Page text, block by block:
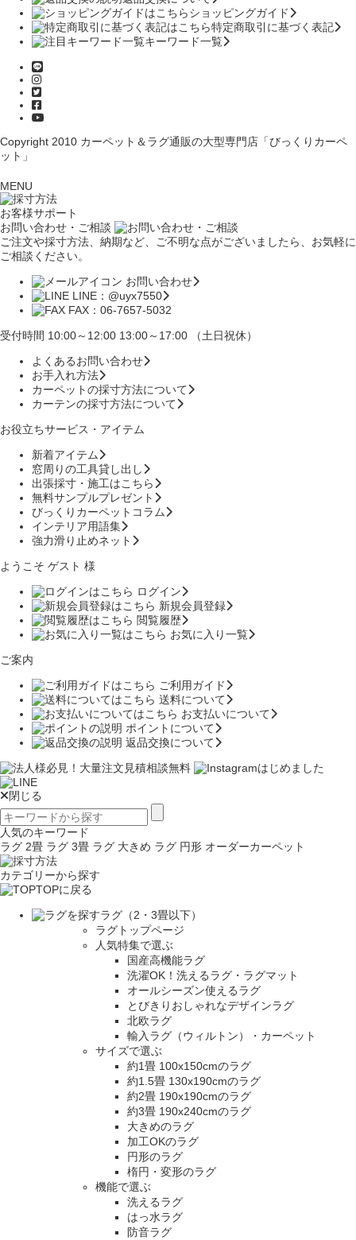
ショッピングガイド
特定商取引に基づく表記
キーワード一覧
Copyright 2010 カーペット＆ラグ通販の大型専門店「びっくりカーペ
ット」
MENU
お客様サポート
お問い合わせ・ご相談
ご注文や採寸方法、納期など、ご不明な点がございましたら、お気軽に
ご相談ください。
お問い合わせ
LINE：@uyx7550
FAX：06-7657-5032
受付時間 10:00～12:00 13:00～17:00 （土日祝休）
よくあるお問い合わせ
お手入れ方法
カーペットの採寸方法について
カーテンの採寸方法について
お役立ちサービス・アイテム
新着アイテム
窓周りの工具貸し出し
出張採寸・施工はこちら
無料サンプルプレゼント
びっくりカーペットコラム
インテリア用語集
強力滑り止めネット
ようこそ ゲスト 様
ログイン
新規会員登録
閲覧履歴
お気に入り一覧
ご案内
ご利用ガイド
送料について
お支払いについて
ポイントについて
返品交換について
閉じる
人気のキーワード
ラグ 2畳 ラグ 3畳 ラグ 大きめ ラグ 円形 オーダーカーペット
カテゴリーから探す
TOPに戻る
ラグ（2・3畳以下）
ラグトップページ
人気特集で選ぶ
国産高機能ラグ
洗濯OK！洗えるラグ・ラグマット
オールシーズン使えるラグ
とびきりおしゃれなデザインラグ
北欧ラグ
輸入ラグ（ウィルトン）・カーペット
サイズで選ぶ
約1畳 100x150cmのラグ
約1.5畳 130x190cmのラグ
約2畳 190x190cmのラグ
約3畳 190x240cmのラグ
大きめのラグ
加工OKのラグ
円形のラグ
楕円・変形のラグ
機能で選ぶ
洗えるラグ
はっ水ラグ
防音ラグ